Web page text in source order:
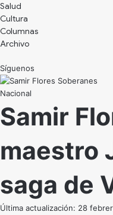
Salud
Cultura
Archivo
Síguenos
Nacional
Samir
maestro
saga de
Última actualización: 28